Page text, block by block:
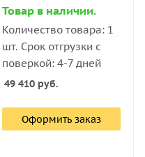
Товар в наличии.
Количество товара: 1
шт. Срок отгрузки с
поверкой: 4-7 дней
49 410руб.
Оформить заказ